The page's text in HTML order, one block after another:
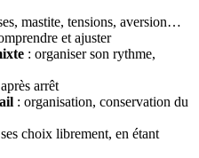
mastite, tensions, aversion…
et ajuster
: organiser son rythme,
arrêt
: organisation, conservation du
choix librement, en étant